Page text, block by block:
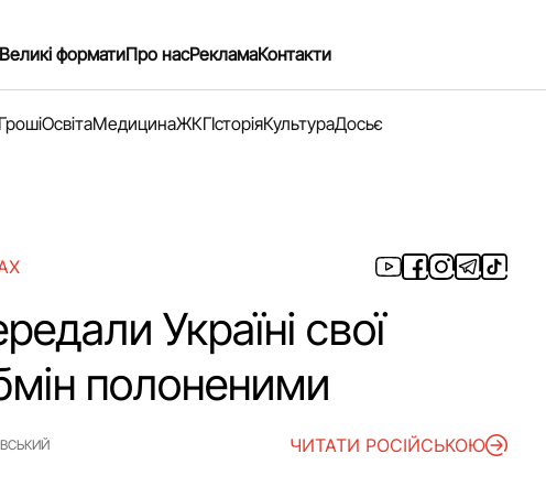
форматиПро насРекламаКонтакти
ОсвітаМедицинаЖКГІсторіяКультураДосьє
Україні свої
полоненими
ЧИТАТИ РОСІЙСЬКОЮ